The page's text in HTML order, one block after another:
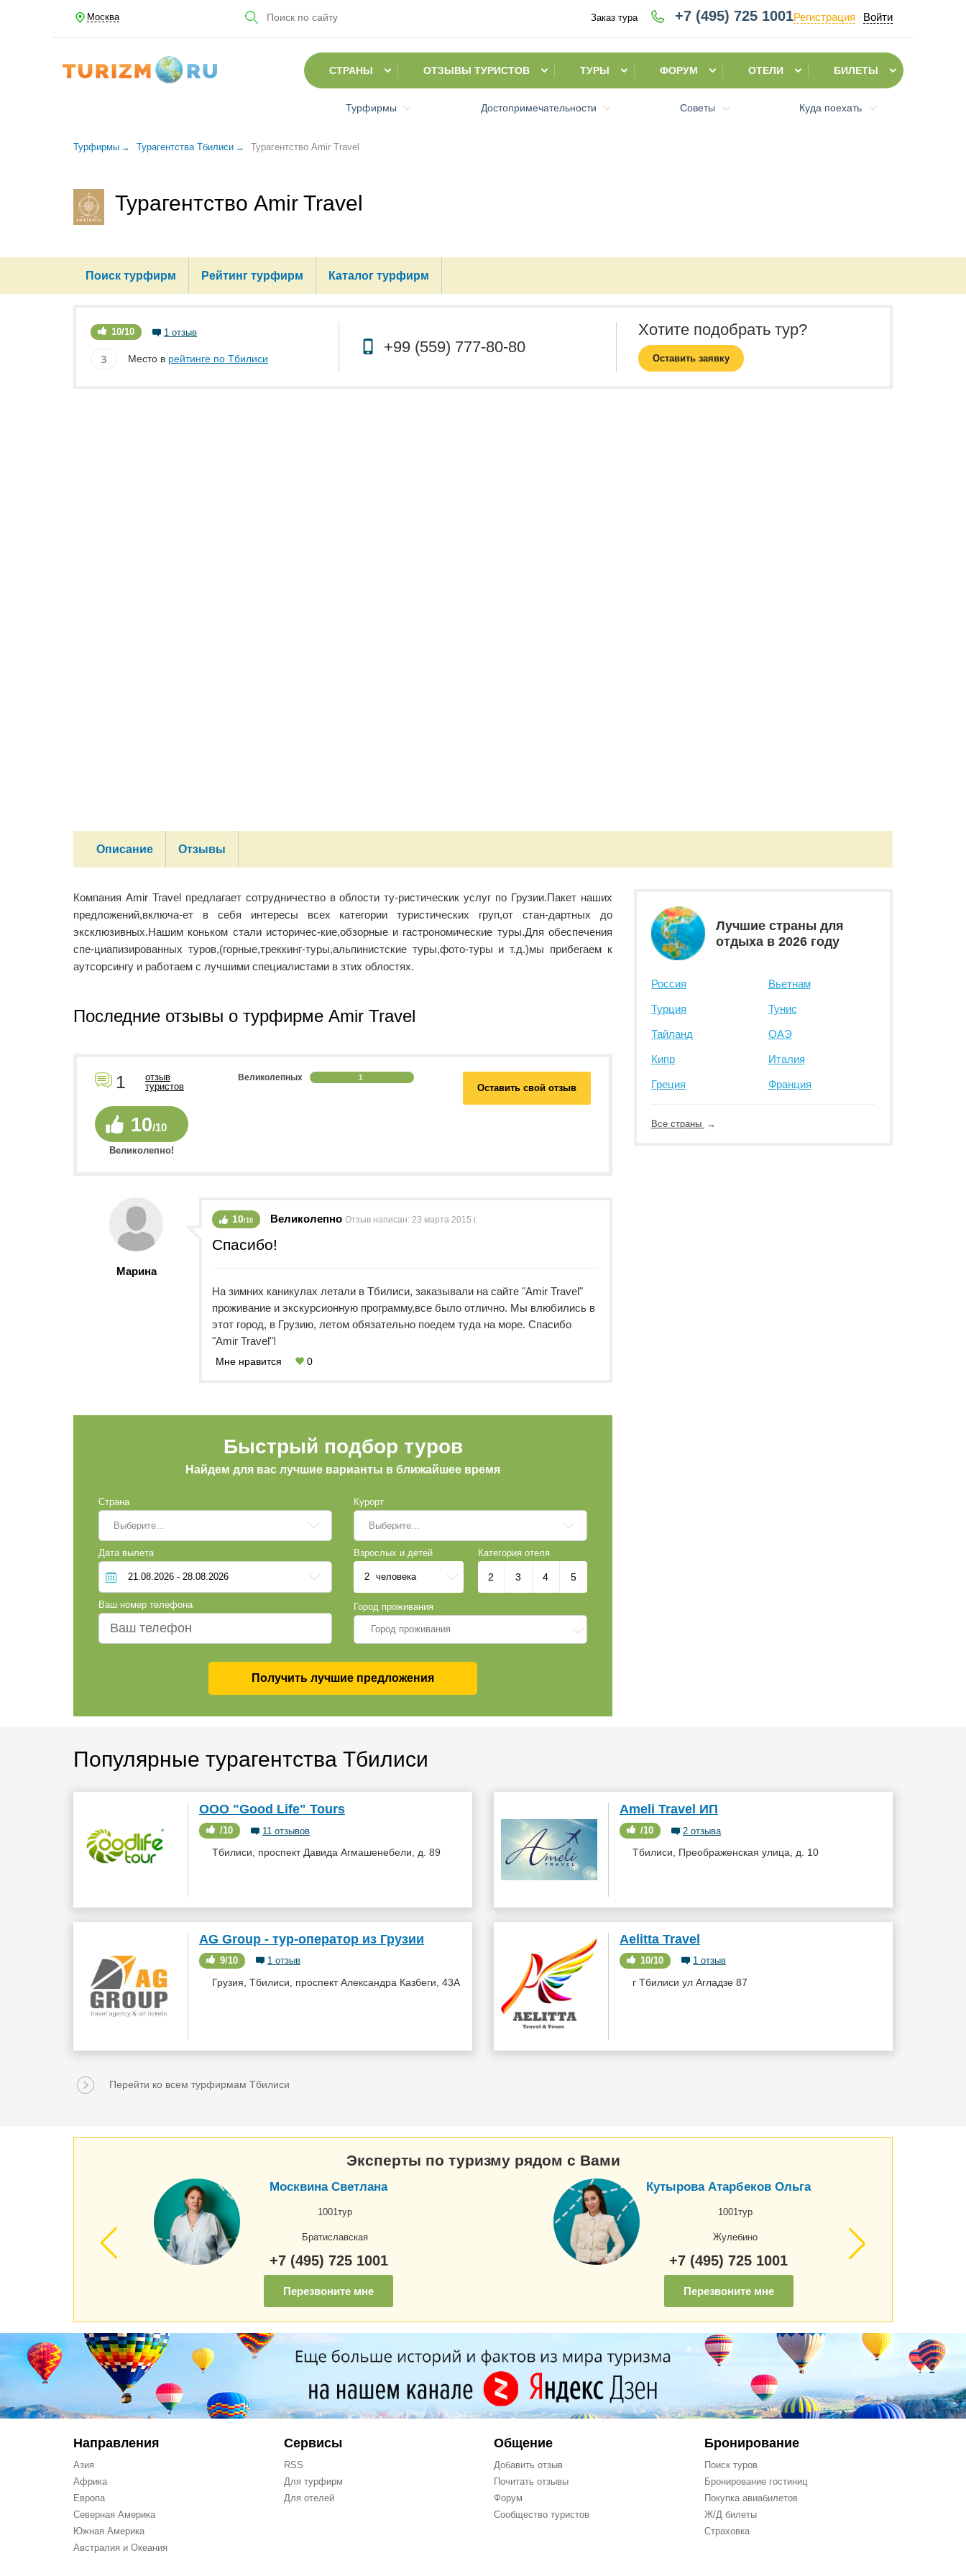
Москва Заказ тура +7 (495) 725 1001Регистрация Войти
СТРАНЫ ОТЗЫВЫ ТУРИСТОВ ТУРЫ ФОРУМ ОТЕЛИ БИЛЕТЫ
Турфирмы Достопримечательности Советы Куда поехать
Турфирмы Турагентства Тбилиси Турагентство Amir Travel
Турагентство Amir Travel
Поиск турфирм Рейтинг турфирм Каталог турфирм
10/10 1 отзыв
3 Место в рейтинге по Тбилиси
+99 (559) 777-80-80
Хотите подобрать тур?
Оставить заявку
Описание Отзывы
Компания Amir Travel предлагает сотрудничество в облости ту-ристическик услуг по Грузии.Пакет наших
предложений,включа-ет в себя интересы всех категории туристических груп,от стан-дартных до
эксклюзивных.Нашим коньком стали историчес-кие,обзорные и гастрономические туры.Для обеспечения
спе-циапизированных туров,(горные,треккинг-туры,альпинистские туры,фото-туры и т.д.)мы прибегаем к
аутсорсингу и работаем с лучшими специалистами в зтих облостях.
Последние отзывы о турфирме Amir Travel
1
отзыв
туристов
10/10
Великолепно!
Великолепных 1
Оставить свой отзыв
Марина
10/10 Великолепно Отзыв написан: 23 марта 2015 г.
Спасибо!
На зимних каникулах летали в Тбилиси, заказывали на сайте "Amir Travel"
проживание и экскурсионную программу,все было отлично. Мы влюбились в
этот город, в Грузию, летом обязательно поедем туда на море. Спасибо
"Amir Travel"!
Мне нравится 0
Быстрый подбор туров
Найдем для вас лучшие варианты в ближайшее время
Страна
Выберите...
Курорт
Выберите...
Дата вылета Взрослых и детей
2 человека
Категория отеля
2 3 4 5
Ваш номер телефона Город проживания
Город проживания
Получить лучшие предложения
Лучшие страны для
отдыха в 2026 году
Россия
Турция
Тайланд
Кипр
Греция
Вьетнам
Тунис
ОАЭ
Италия
Франция
Все страны
Популярные турагентства Тбилиси
ООО "Good Life" Tours
/10 11 отзывов
Тбилиси, проспект Давида Агмашенебели, д. 89
Ameli Travel ИП
/10 2 отзыва
Тбилиси, Преображенская улица, д. 10
AG Group - тур-оператор из Грузии
9/10 1 отзыв
Грузия, Тбилиси, проспект Александра Казбеги, 43А
Aelitta Travel
10/10 1 отзыв
г Тбилиси ул Агладзе 87
Перейти ко всем турфирмам Тбилиси
Эксперты по туризму рядом с Вами
Москвина Светлана
1001тур
Братиславская
+7 (495) 725 1001
Перезвоните мне
Кутырова Атарбеков Ольга
1001тур
Жулебино
+7 (495) 725 1001
Перезвоните мне
Направления
Азия
Африка
Европа
Северная Америка
Южная Америка
Австралия и Океания
Сервисы
RSS
Для турфирм
Для отелей
Общение
Добавить отзыв
Почитать отзывы
Форум
Сообщество туристов
Бронирование
Поиск туров
Бронирование гостиниц
Покупка авиабилетов
Ж/Д билеты
Страховка